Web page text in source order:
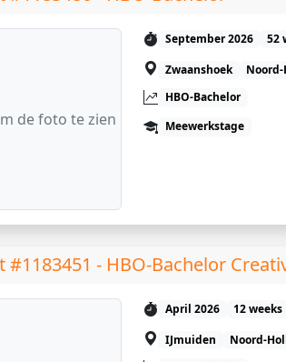
de foto te zien
September 2026 52
Zwaanshoek
HBO-Bachelor
Meewerkstage
#1183451 - HBO-Bachelor
April 2026 12 weeks
IJmuiden
Noord-